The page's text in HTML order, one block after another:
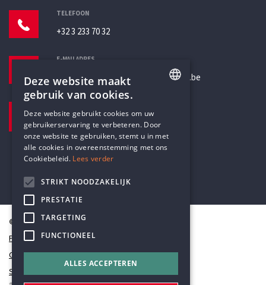
TELEFOON
+32 3 233 70 32
E-MAILADRES
secretariaat@humanistischverbond.be
Pottenbrug 4
Antwerpen, 2000
© Humanistisch Verbond 2026
Privacy
Cookiestatement
Sitemap
DUTCH
Deze website maakt
gebruik van cookies.
Deze website gebruikt cookies om uw
gebruikerservaring te verbeteren. Door
onze website te gebruiken, stemt u in met
alle cookies in overeenstemming met ons
Cookiebeleid. Lees verder
STRIKT NOODZAKELIJK
PRESTATIE
TARGETING
FUNCTIONEEL
ALLES ACCEPTEREN